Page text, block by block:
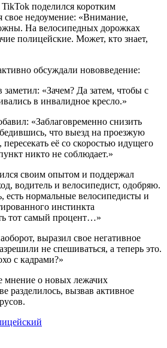
поделился коротким
свое недоумение: «Внимание,
На велосипедных дорожках
полицейские. Может, кто знает,
обсуждали нововведение:
«Зачем? Да затем, чтобы с
в инвалидное кресло.»
«Заблаговременно снизить
что выезд на проезжую
пересекать её со скоростью идущего
никто не соблюдает.»
своим опытом и поддержал
водитель и велосипедист, одобряю.
есть нормальные велосипедисты и
инстинкта
тот самый процент…»
выразил свое негативное
не спешиваться, а теперь это.
с кадрами?»
мнение о новых лежачих
разделилось, вызвав активное